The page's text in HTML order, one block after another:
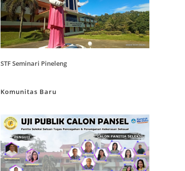
STF Seminari Pineleng
Komunitas Baru